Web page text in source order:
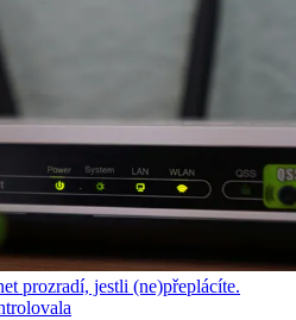
prozradí, jestli (ne)přeplácíte.